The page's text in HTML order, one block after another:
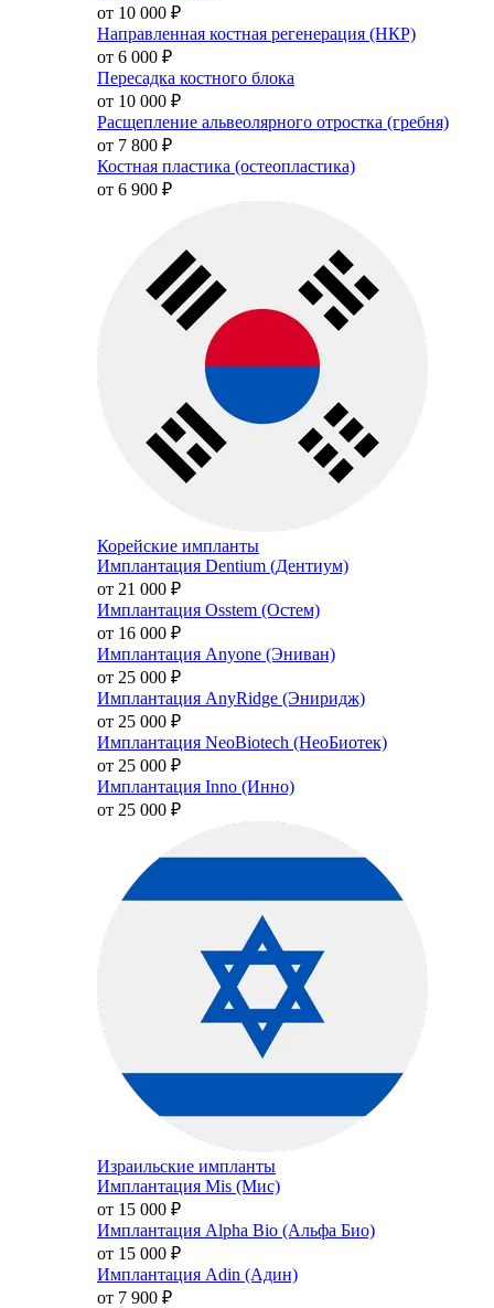
от 10 000 ₽
Направленная костная регенерация (НКР)
от 6 000 ₽
Пересадка костного блока
от 10 000 ₽
Расщепление альвеолярного отростка (гребня)
от 7 800 ₽
Костная пластика (остеопластика)
от 6 900 ₽
Корейские импланты
Имплантация Dentium (Дентиум)
от 21 000 ₽
Имплантация Osstem (Остем)
от 16 000 ₽
Имплантация Anyone (Эниван)
от 25 000 ₽
Имплантация AnyRidge (Эниридж)
от 25 000 ₽
Имплантация NeoBiotech (НеоБиотек)
от 25 000 ₽
Имплантация Inno (Инно)
от 25 000 ₽
Израильские импланты
Имплантация Mis (Мис)
от 15 000 ₽
Имплантация Alpha Bio (Альфа Био)
от 15 000 ₽
Имплантация Adin (Адин)
от 7 900 ₽